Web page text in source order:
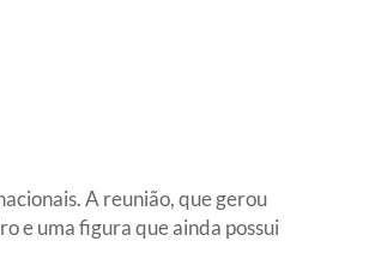
A reunião, que gerou
e uma figura que ainda possui